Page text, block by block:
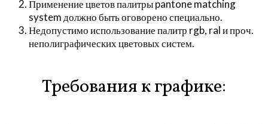
Применение цветов палитры pantone matching
system должно быть оговорено специально.
Недопустимо использование палитр rgb, ral и проч.
неполиграфических цветовых систем.
Требования к графике: